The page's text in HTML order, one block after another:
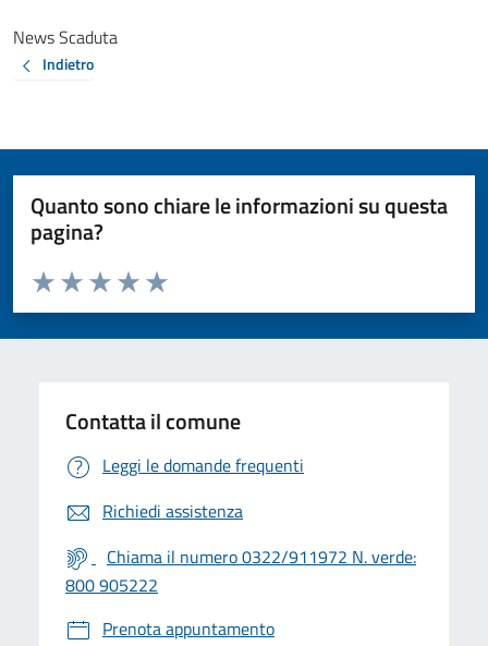
News Scaduta
Indietro
Quanto sono chiare le informazioni su questa
pagina?
Valuta da 1 a 5 stelle la pagina
Valuta 5 stelle su 5
Valuta 4 stelle su 5
Valuta 3 stelle su 5
Valuta 2 stelle su 5
Valuta 1 stelle su 5
Contatta il comune
Leggi le domande frequenti
Richiedi assistenza
Chiama il numero 0322/911972 N. verde:
800 905222
Prenota appuntamento